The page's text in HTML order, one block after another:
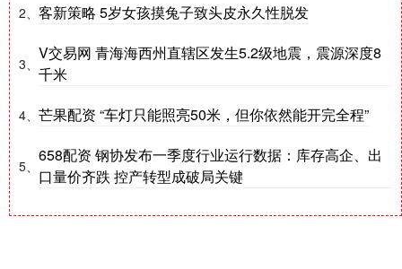
2、 客新策略 5岁女孩摸兔子致头皮永久性脱发
3、
V交易网 青海海西州直辖区发生5.2级地震，震源深度8
千米
4、 芒果配资 “车灯只能照亮50米，但你依然能开完全程”
5、
658配资 钢协发布一季度行业运行数据：库存高企、出
口量价齐跌 控产转型成破局关键